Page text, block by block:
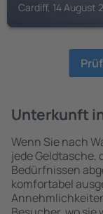
Cardiff, 14 August
Unterkunft
Wenn Sie nach
jede
Bedürfnissen
komfortabel